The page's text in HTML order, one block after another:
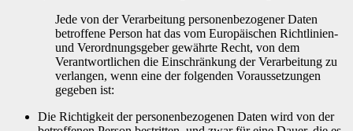
Jede von der Verarbeitung personenbezogener Daten
betroffene Person hat das vom Europäischen Richtlinien-
und Verordnungsgeber gewährte Recht, von dem
Verantwortlichen die Einschränkung der Verarbeitung zu
verlangen, wenn eine der folgenden Voraussetzungen
gegeben ist:
Die Richtigkeit der personenbezogenen Daten wird von der